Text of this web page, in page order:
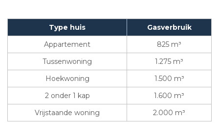
Type huis
Gasverbruik
Appartement
825 m³
Tussenwoning
1.275 m³
Hoekwoning
1.500 m³
2 onder 1 kap
1.600 m³
Vrijstaande woning
2.000 m³